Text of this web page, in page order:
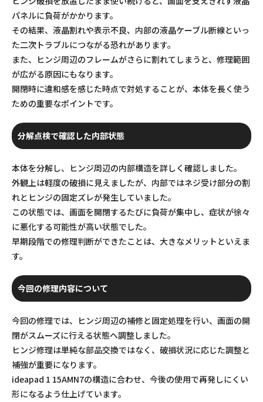
パネルに負荷がかかります。
その結果、液晶割れや表示不良、内部の液晶ケーブル断線といっ
た二次トラブルにつながる恐れがあります。
また、ヒンジ周辺のフレームがさらに割れてしまうと、修理範囲
が広がる原因にもなります。
開閉時に違和感を感じた時点で対処することが、本体を長く使う
ための重要なポイントです。
分解点検で確認した内部状態
本体を分解し、ヒンジ周辺の内部構造を詳しく確認しました。
外観上は軽度の破損に見えましたが、内部ではネジ受け部分の割
れとヒンジの固定ズレが発生していました。
この状態では、画面を開閉するたびに負荷が集中し、症状が徐々
に悪化する可能性が高い状態でした。
早期段階での修理判断ができたことは、大きなメリットといえま
す。
今回の修理内容について
今回の修理では、ヒンジ周辺の補修と固定処理を行い、画面の開
閉がスムーズに行える状態へ調整しました。
ヒンジ修理は単純な部品交換ではなく、破損状況に応じた調整と
補強が重要になります。
ideapad 1 15AMN7の構造に合わせ、今後の使用で再発しにくい
形になるよう仕上げています。